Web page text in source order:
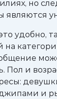
но
являются
удобно,
Пол и
и